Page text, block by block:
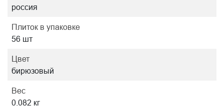
россия
Плиток в упаковке
56 шт
Цвет
бирюзовый
Вес
0.082 кг